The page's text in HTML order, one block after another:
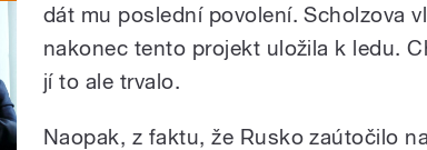
dát mu poslední povolení. Scholzova
nakonec tento projekt uložila k ledu.
jí to ale trvalo.
Naopak, z faktu, že Rusko zaútočilo na